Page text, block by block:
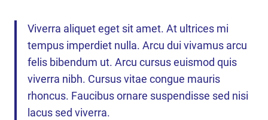
Viverra aliquet eget sit amet. At ultrices mi
tempus imperdiet nulla. Arcu dui vivamus arcu
felis bibendum ut. Arcu cursus euismod quis
viverra nibh. Cursus vitae congue mauris
rhoncus. Faucibus ornare suspendisse sed nisi
lacus sed viverra.